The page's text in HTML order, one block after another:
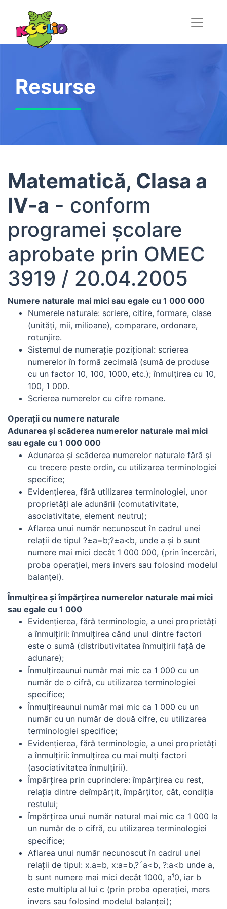
Resurse
Matematică, Clasa a
IV-a - conform
programei școlare
aprobate prin OMEC
3919 / 20.04.2005
Numere naturale mai mici sau egale cu 1 000 000
Numerele naturale: scriere, citire, formare, clase
(unităţi, mii, milioane), comparare, ordonare,
rotunjire.
Sistemul de numeraţie poziţional: scrierea
numerelor în formă zecimală (sumă de produse
cu un factor 10, 100, 1000, etc.); înmulţirea cu 10,
100, 1 000.
Scrierea numerelor cu cifre romane.
Operaţii cu numere naturale
Adunarea şi scăderea numerelor naturale mai mici
sau egale cu 1 000 000
Adunarea şi scăderea numerelor naturale fără şi
cu trecere peste ordin, cu utilizarea terminologiei
specifice;
Evidenţierea, fără utilizarea terminologiei, unor
proprietăţi ale adunării (comutativitate,
asociativitate, element neutru);
Aflarea unui număr necunoscut în cadrul unei
relaţii de tipul ?±a=b;?±a<b, unde a şi b sunt
numere mai mici decât 1 000 000, (prin încercări,
proba operaţiei, mers invers sau folosind modelul
balanţei).
Înmulţirea şi împărţirea numerelor naturale mai mici
sau egale cu 1 000
Evidenţierea, fără terminologie, a unei proprietăţi
a înmulţirii: înmulţirea când unul dintre factori
este o sumă (distributivitatea înmulţirii faţă de
adunare);
Înmulţireaunui număr mai mic ca 1 000 cu un
număr de o cifră, cu utilizarea terminologiei
specifice;
Înmulţireaunui număr mai mic ca 1 000 cu un
număr cu un număr de două cifre, cu utilizarea
terminologiei specifice;
Evidenţierea, fără terminologie, a unei proprietăţi
a înmulţirii: înmulţirea cu mai mulţi factori
(asociativitatea înmulţirii).
Împărţirea prin cuprindere: împărţirea cu rest,
relaţia dintre deîmpărţit, împărţitor, cât, condiţia
restului;
Împărţirea unui număr natural mai mic ca 1 000 la
un număr de o cifră, cu utilizarea terminologiei
specifice;
Aflarea unui număr necunoscut în cadrul unei
relaţii de tipul: x.a=b, x:a=b,?´a<b, ?:a<b unde a,
b sunt numere mai mici decât 1000, a¹0, iar b
este multiplu al lui c (prin proba operaţiei, mers
invers sau folosind modelul balanţei);